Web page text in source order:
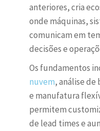
anteriores, cria
onde máquinas,
comunicam em
decisões e
Os fundamentos
nuvem, análise
e manufatura
permitem
de lead times e